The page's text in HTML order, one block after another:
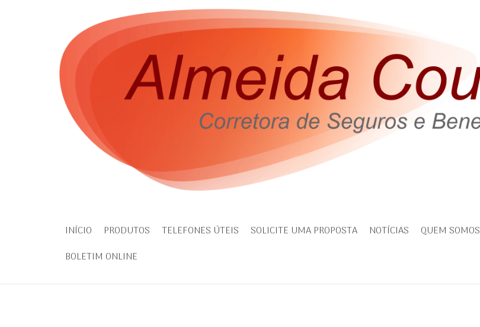
INÍCIO PRODUTOS TELEFONES ÚTEIS SOLICITE UMA PROPOSTA NOTÍCIAS
QUEM SOMOS
BOLETIM ONLINE